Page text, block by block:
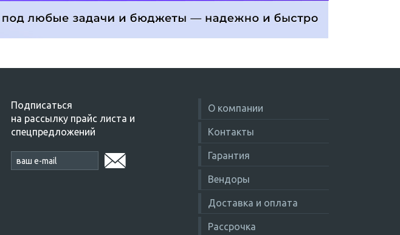
Подписаться
на рассылку прайс листа и
спецпредложений
О компании
Контакты
Гарантия
Вендоры
Доставка и оплата
Рассрочка